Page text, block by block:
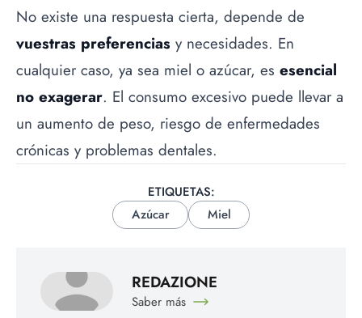
No existe una respuesta cierta, depende de
vuestras preferencias y necesidades. En
cualquier caso, ya sea miel o azúcar, es esencial
no exagerar. El consumo excesivo puede llevar a
un aumento de peso, riesgo de enfermedades
crónicas y problemas dentales.
ETIQUETAS:
Azúcar
Miel
REDAZIONE
Saber más